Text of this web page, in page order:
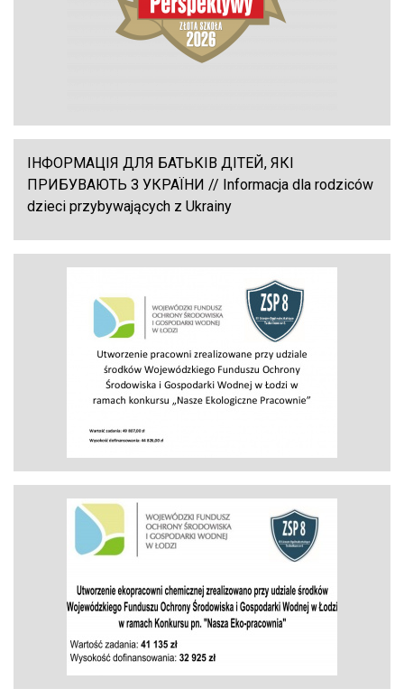
ІНФОРМАЦІЯ ДЛЯ БАТЬКІВ ДІТЕЙ, ЯКІ
ПРИБУВАЮТЬ З УКРАЇНИ // Informacja dla rodziców
dzieci przybywających z Ukrainy